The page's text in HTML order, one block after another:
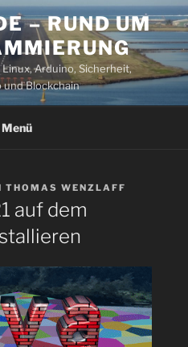
– RUND UM
Linux, Arduino, Sicherheit,
und Blockchain
Menü
THOMAS WENZLAFF
auf dem